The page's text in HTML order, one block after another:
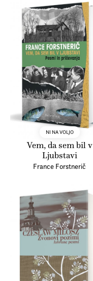
NI NA VOLJO
Vem, da sem bil v
Ljubstavi
France Forstnerič